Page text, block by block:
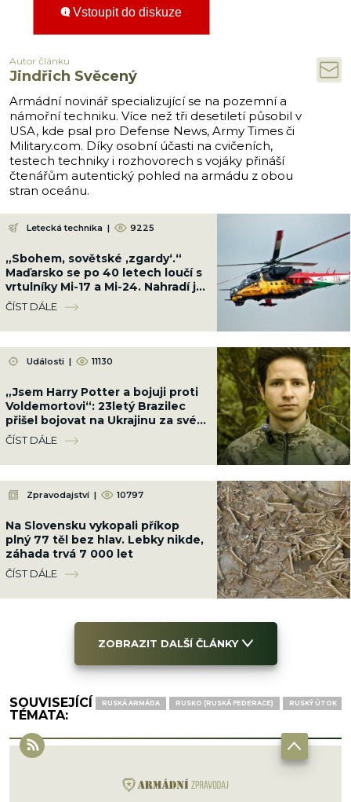
Vstoupit do diskuze
Autor článku
Jindřich Svěcený
Armádní novinář specializující se na pozemní a
námořní techniku. Více než tři desetiletí působil v
USA, kde psal pro Defense News, Army Times či
Military.com. Díky osobní účasti na cvičeních,
testech techniky i rozhovorech s vojáky přináší
čtenářům autentický pohled na armádu z obou
stran oceánu.
Letecká technika | 9225
„Sbohem, sovětské ‚zgardy‘.“
Maďarsko se po 40 letech loučí s
vrtulníky Mi-17 a Mi-24. Nahradí je
západní za miliardy
ČÍST DÁLE
Události | 11130
„Jsem Harry Potter a bojuji proti
Voldemortovi“: 23letý Brazilec
přišel bojovat na Ukrajinu za své
ideály
ČÍST DÁLE
Zpravodajství | 10797
Na Slovensku vykopali příkop
plný 77 těl bez hlav. Lebky nikde,
záhada trvá 7 000 let
ČÍST DÁLE
ZOBRAZIT DALŠÍ ČLÁNKY
SOUVISEJÍCÍ
TÉMATA:
RUSKÁ ARMÁDA RUSKO (RUSKÁ FEDERACE) RUSKÝ ÚTOK